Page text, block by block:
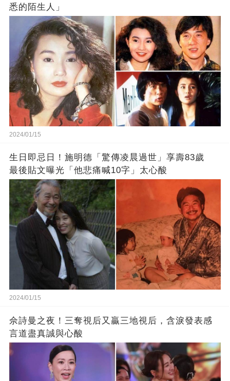
悉的陌生人」
2024/01/15
生日即忌日！施明德「驚傳凌晨過世」享壽83歲
最後貼文曝光「他悲痛喊10字」太心酸
2024/01/15
佘詩曼之夜！三奪視后又贏三地視后，含淚發表感
言道盡真誠與心酸